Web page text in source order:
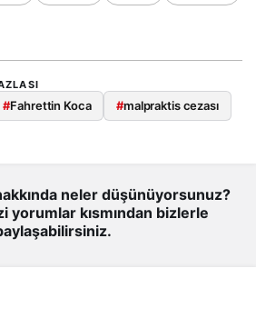
#Fahrettin Koca #malpraktis cezası
neler düşünüyorsunuz?
yorumlar kısmından bizlerle